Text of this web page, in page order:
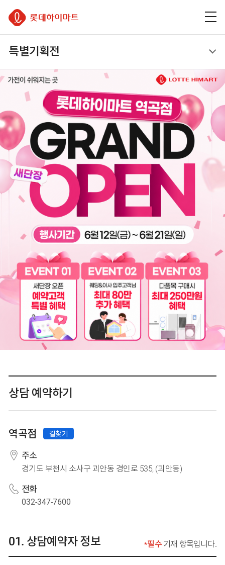
기
롯데하이마트
특별기획전
특별기획전
상담 예약하기
역곡점
역곡점 길찾기
주소
경기도 부천시 소사구 괴안동 경인로 535, (괴안동)
전화
032-347-7600
상담예약자 정보 필수기재 항목입니다.